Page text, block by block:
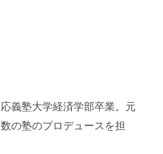
義塾大学経済学部卒業。元
の塾のプロデュースを担